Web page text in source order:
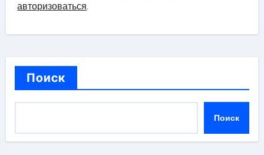
авторизоваться.
Поиск
Поиск